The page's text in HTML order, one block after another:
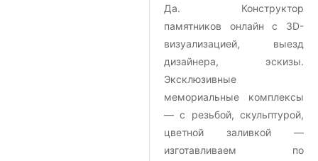
Да. Конструктор
памятников онлайн с 3D-
визуализацией, выезд
дизайнера, эскизы.
Эксклюзивные
мемориальные комплексы
— с резьбой, скульптурой,
цветной заливкой —
изготавливаем по